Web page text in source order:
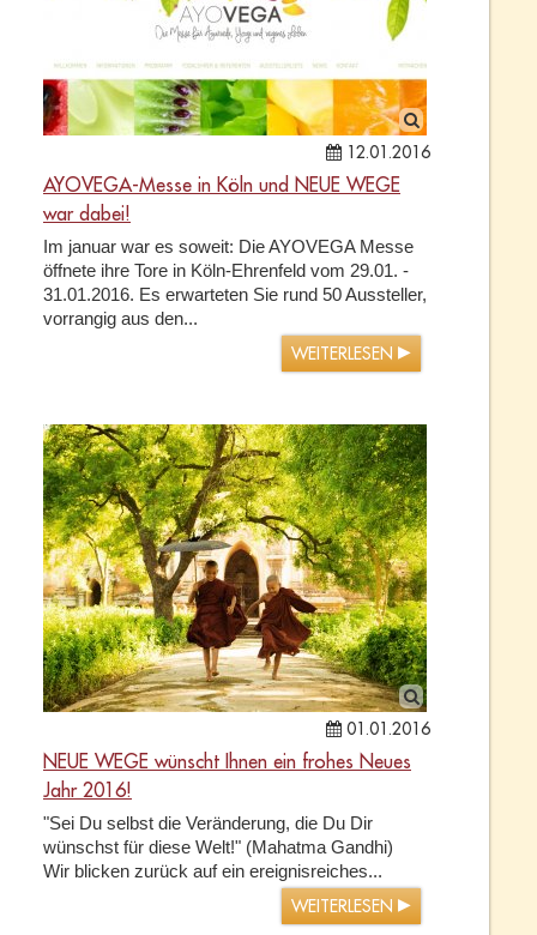
12.01.2016
AYOVEGA-Messe in Köln und NEUE WEGE
war dabei!
Im januar war es soweit: Die AYOVEGA Messe
öffnete ihre Tore in Köln-Ehrenfeld vom 29.01. -
31.01.2016. Es erwarteten Sie rund 50 Aussteller,
vorrangig aus den...
WEITERLESEN
01.01.2016
NEUE WEGE wünscht Ihnen ein frohes Neues
Jahr 2016!
"Sei Du selbst die Veränderung, die Du Dir
wünschst für diese Welt!" (Mahatma Gandhi)
Wir blicken zurück auf ein ereignisreiches...
WEITERLESEN